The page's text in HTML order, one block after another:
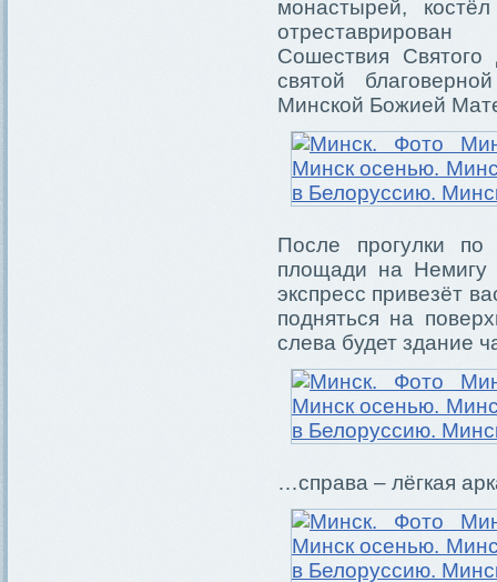
монастырей,
Сошествия
святой
Минской Божией
После прогулки
площади на Немигу
экспресс привезёт
подняться на
слева будет здание
…справа – лёгкая